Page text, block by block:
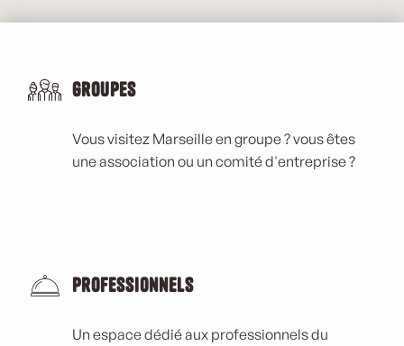
Groupes
Vous visitez Marseille en groupe ? vous êtes
une association ou un comité d'entreprise ?
Professionnels
Un espace dédié aux professionnels du